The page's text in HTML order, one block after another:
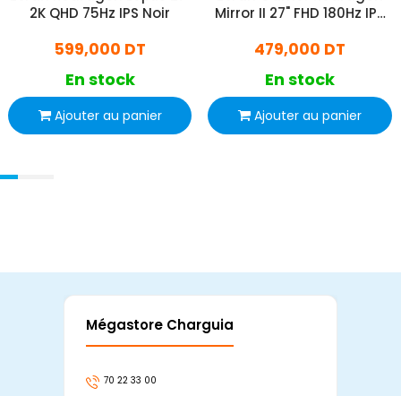
2K QHD 75Hz IPS Noir
599,000 DT
En stock
Ajouter au panier
Mirror II 27" FHD 180Hz IPS
479,000 DT
En stock
Ajouter au panier
Mégastore Charguia
70 22 33 00